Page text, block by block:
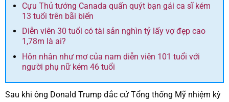
Cựu Thủ tướng Canada quấn quýt bạn gái ca sĩ kém
13 tuổi trên bãi biển
Diễn viên 30 tuổi có tài sản nghìn tỷ lấy vợ đẹp cao
1,78m là ai?
Hôn nhân như mơ của nam diễn viên 101 tuổi với
người phụ nữ kém 46 tuổi
Sau khi ông Donald Trump đắc cử Tổng thống Mỹ nhiệm kỳ